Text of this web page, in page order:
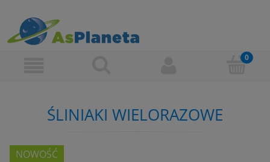
ŚLINIAKI WIELORAZOWE
NOWOŚĆ